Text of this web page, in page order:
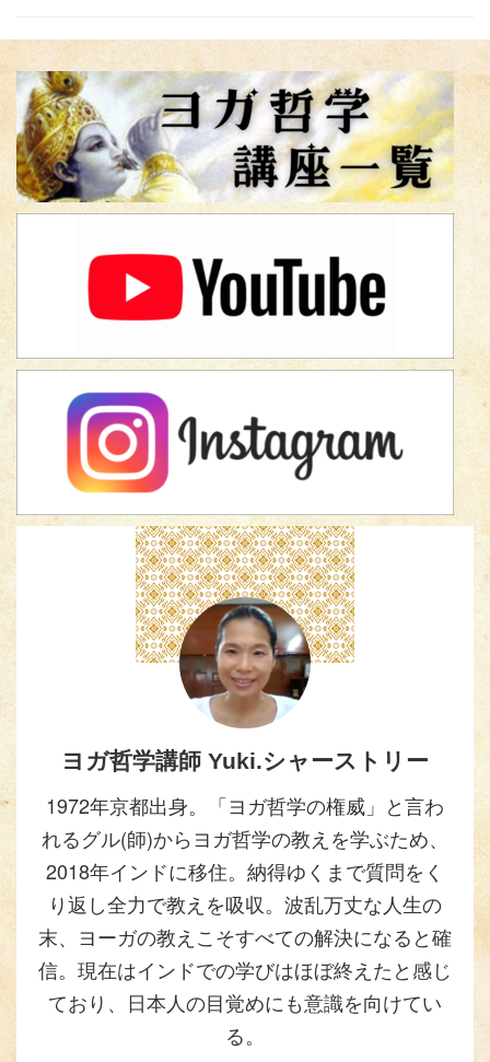
ヨガ哲学講師 Yuki.シャーストリー
1972年京都出身。「ヨガ哲学の権威」と言わ
れるグル(師)からヨガ哲学の教えを学ぶため、
2018年インドに移住。納得ゆくまで質問をく
り返し全力で教えを吸収。波乱万丈な人生の
末、ヨーガの教えこそすべての解決になると確
信。現在はインドでの学びはほぼ終えたと感じ
ており、日本人の目覚めにも意識を向けてい
る。